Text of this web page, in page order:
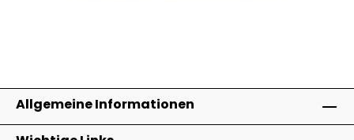
Allgemeine Informationen